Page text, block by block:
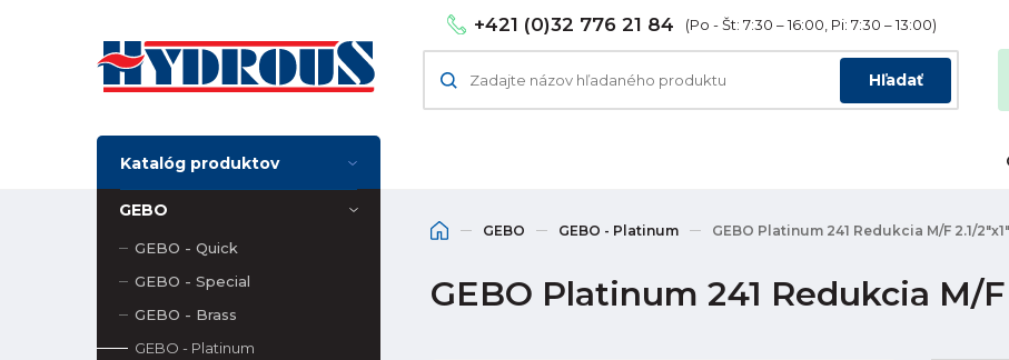
+421 (0)32 776 21 84 (Po - Št: 7:30 – 16:00, Pi: 7:30 – 13:00)
Hľadať
Katalóg produktov
GEBO
GEBO - Quick
GEBO - Special
GEBO - Brass
GEBO - Platinum
GEBO GEBO - Platinum GEBO Platinum 241 Redukcia M/F 2.1/
GEBO Platinum 241 Redukcia M/F